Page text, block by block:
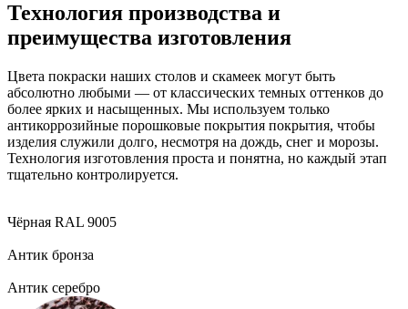
Технология производства и
преимущества изготовления
Цвета покраски наших столов и скамеек могут быть
абсолютно любыми — от классических темных оттенков до
более ярких и насыщенных. Мы используем только
антикоррозийные порошковые покрытия покрытия, чтобы
изделия служили долго, несмотря на дождь, снег и морозы.
Технология изготовления проста и понятна, но каждый этап
тщательно контролируется.
Чёрная RAL 9005
Антик бронза
Антик серебро